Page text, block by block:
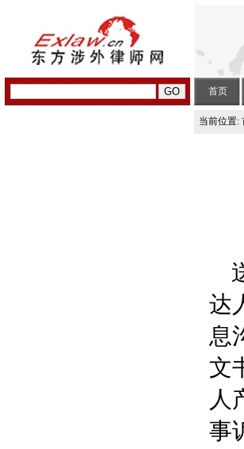
首页
当前位置:
达
息
文
人
事